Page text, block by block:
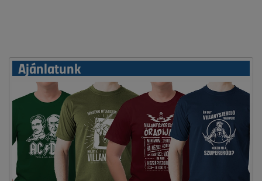
Ajánlatunk